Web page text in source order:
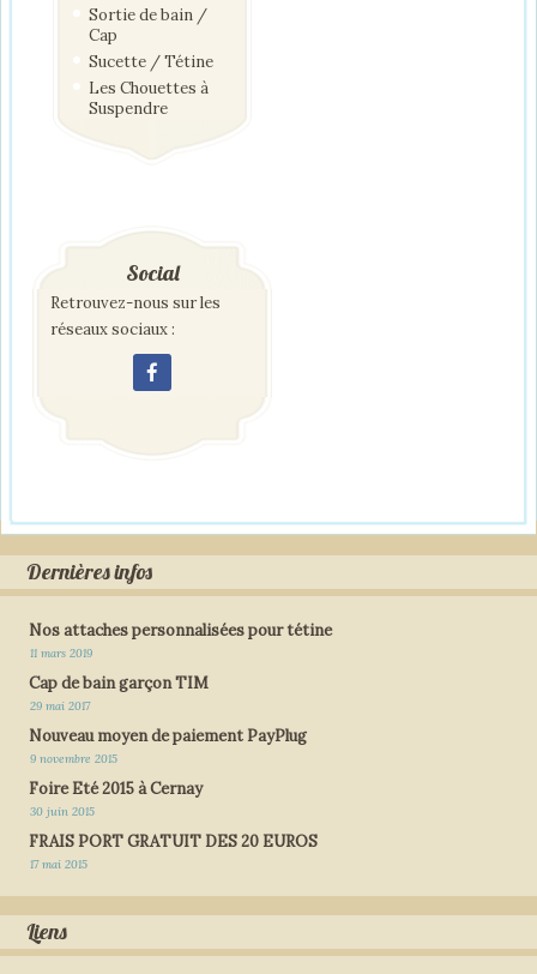
Sortie de bain /
Cap
Sucette / Tétine
Les Chouettes à
Suspendre
Social
Retrouvez-nous sur les
réseaux sociaux :
Dernières infos
Nos attaches personnalisées pour tétine
11 mars 2019
Cap de bain garçon TIM
29 mai 2017
Nouveau moyen de paiement PayPlug
9 novembre 2015
Foire Eté 2015 à Cernay
30 juin 2015
FRAIS PORT GRATUIT DES 20 EUROS
17 mai 2015
Liens